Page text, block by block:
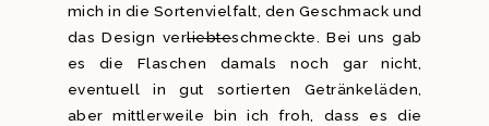
mich in die Sortenvielfalt, den Geschmack und
das Design verliebteschmeckte. Bei uns gab
es die Flaschen damals noch gar nicht,
eventuell in gut sortierten Getränkeläden,
aber mittlerweile bin ich froh, dass es die